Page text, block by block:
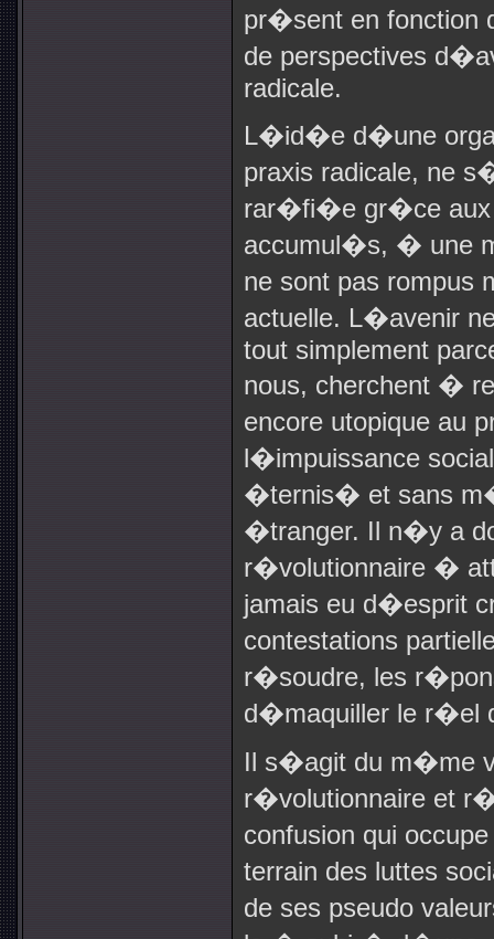
pr�sent en fonction
de perspectives
radicale.
L�id�e d�une
praxis radicale, ne
rar�fi�e gr�ce aux
accumul�s, � une
ne sont pas
actuelle. L�avenir
tout simplement
nous, cherchent �
encore utopique au
l�impuissance
�ternis� et sans
�tranger. Il n�y a
r�volutionnaire �
jamais eu d�esprit
contestations
r�soudre, les
d�maquiller le r�el
Il s�agit du m�me
r�volutionnaire et
confusion qui
terrain des luttes
de ses pseudo